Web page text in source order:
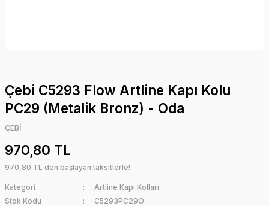
Çebi C5293 Flow Artline Kapı Kolu
PC29 (Metalik Bronz) - Oda
ÇEBİ
970,80 TL
970,80 TL den başlayan taksitlerle!
Kategori
Artline Kapı Kolları
Stok Kodu
C5293PC29O